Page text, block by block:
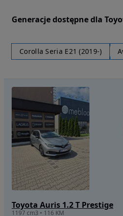
Generacje dostępne dla
Corolla Seria E21 (2019-)
Toyota Auris 1.2 T Prestige
1197 cm3 • 116 KM